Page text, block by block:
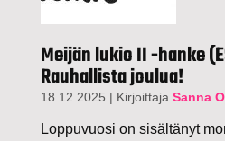
Meijän lukio II -hanke
Rauhallista joulua!
18.12.2025 | Kirjoittaja Sanna
Loppuvuosi on sisältänyt